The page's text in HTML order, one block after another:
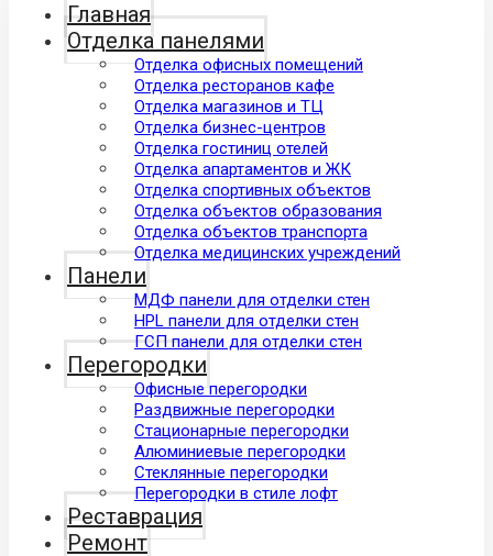
Главная
Отделка панелями
Отделка офисных помещений
Отделка ресторанов кафе
Отделка магазинов и ТЦ
Отделка бизнес-центров
Отделка гостиниц отелей
Отделка апартаментов и ЖК
Отделка спортивных объектов
Отделка объектов образования
Отделка объектов транспорта
Отделка медицинских учреждений
Панели
МДФ панели для отделки стен
HPL панели для отделки стен
ГСП панели для отделки стен
Перегородки
Офисные перегородки
Раздвижные перегородки
Стационарные перегородки
Алюминиевые перегородки
Стеклянные перегородки
Перегородки в стиле лофт
Реставрация
Ремонт